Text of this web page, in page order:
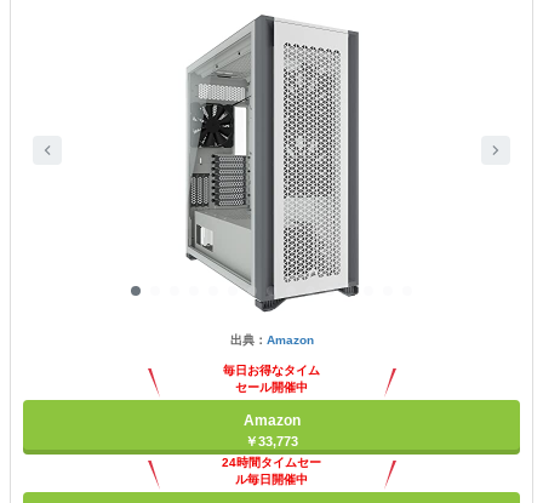
出典： Amazon
毎日お得なタイム
セール開催中
Amazon
￥33,773
24時間タイムセー
ル毎日開催中